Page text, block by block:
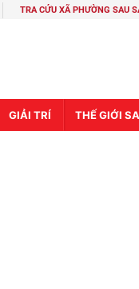
TRA CỨU XÃ PHƯỜNG SAU
GIẢI TRÍ THẾ GIỚI